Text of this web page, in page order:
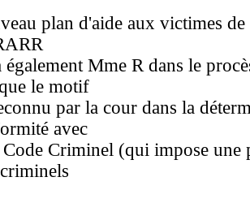
plan d'aide aux victimes de
également Mme R dans le
le motif
par la cour dans la
avec
Criminel (qui impose une